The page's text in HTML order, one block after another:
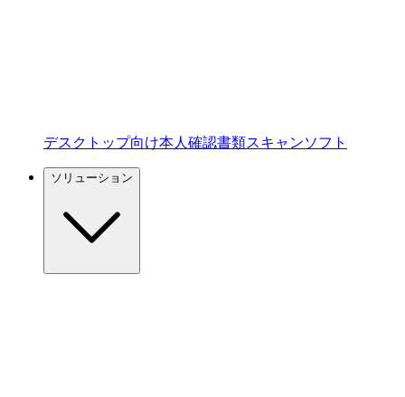
デスクトップ向け本人確認書類スキャンソフト
ソリューション